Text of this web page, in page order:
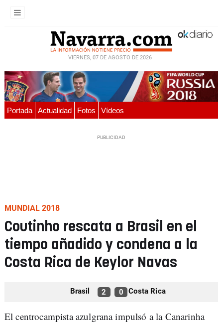
VIERNES, 07 DE AGOSTO DE 2026
Portada Actualidad Fotos Vídeos
MUNDIAL 2018
Coutinho rescata a Brasil en el
tiempo añadido y condena a la
Costa Rica de Keylor Navas
Brasil 2 0 Costa Rica
El centrocampista azulgrana impulsó a la Canarinha